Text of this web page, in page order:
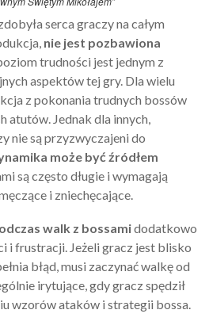
serca graczy na całym
nie jest pozbawiona
trudności jest jednym z
aspektów tej gry. Dla wielu
z pokonania trudnych bossów
atutów. Jednak dla innych,
nie są przyzwyczajeni do
może być źródłem
są często długie i wymagają
i zniechęcające.
walk z bossamidodatkowo
i frustracji. Jeżeli gracz jest blisko
błąd, musi zaczynać walkę od
irytujące, gdy gracz spędził
wzorów ataków i strategii bossa.